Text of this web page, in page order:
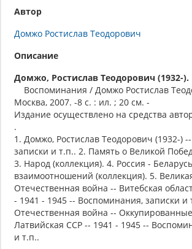
Автор
Домжо Ростислав Теодорович
Описание
Домжо, Ростислав Теодорович (1932-).
Воспоминания / Домжо Ростислав
Москва, 2007. -8 с. : ил. ; 20 см. -
Издание осуществлено на средства
.
1. Домжо, Ростислав Теодорович (1932-)
записки и т.п.. 2. Память о Великой
3. Народ (коллекция). 4. Россия -
взаимоотношений (коллекция). 5.
Отечественная война -- Витебская
- 1941 - 1945 -- Воспоминания, записки и
Отечественная война --
Латвийская ССР -- 1941 - 1945 --
и т.п..